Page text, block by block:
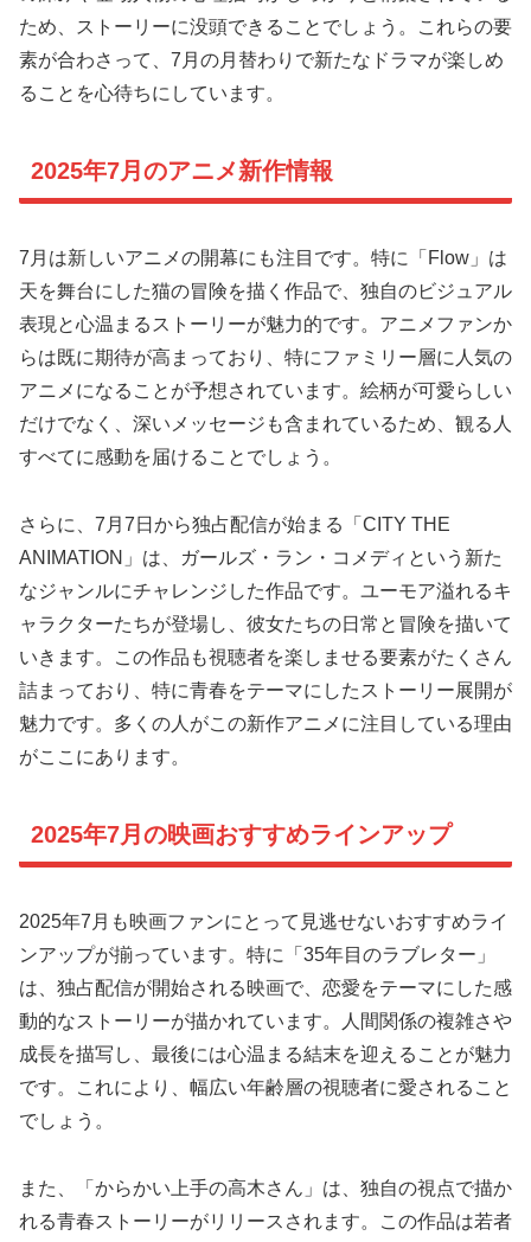
ため、ストーリーに没頭できることでしょう。これらの要
素が合わさって、7月の月替わりで新たなドラマが楽しめ
ることを心待ちにしています。
2025年7月のアニメ新作情報
7月は新しいアニメの開幕にも注目です。特に「Flow」は
天を舞台にした猫の冒険を描く作品で、独自のビジュアル
表現と心温まるストーリーが魅力的です。アニメファンか
らは既に期待が高まっており、特にファミリー層に人気の
アニメになることが予想されています。絵柄が可愛らしい
だけでなく、深いメッセージも含まれているため、観る人
すべてに感動を届けることでしょう。
さらに、7月7日から独占配信が始まる「CITY THE
ANIMATION」は、ガールズ・ラン・コメディという新た
なジャンルにチャレンジした作品です。ユーモア溢れるキ
ャラクターたちが登場し、彼女たちの日常と冒険を描いて
いきます。この作品も視聴者を楽しませる要素がたくさん
詰まっており、特に青春をテーマにしたストーリー展開が
魅力です。多くの人がこの新作アニメに注目している理由
がここにあります。
2025年7月の映画おすすめラインアップ
2025年7月も映画ファンにとって見逃せないおすすめライ
ンアップが揃っています。特に「35年目のラブレター」
は、独占配信が開始される映画で、恋愛をテーマにした感
動的なストーリーが描かれています。人間関係の複雑さや
成長を描写し、最後には心温まる結末を迎えることが魅力
です。これにより、幅広い年齢層の視聴者に愛されること
でしょう。
また、「からかい上手の高木さん」は、独自の視点で描か
れる青春ストーリーがリリースされます。この作品は若者